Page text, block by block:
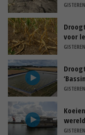
voor